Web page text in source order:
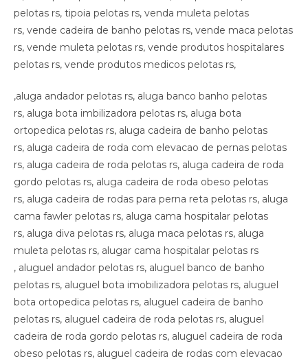
,aluga andador pelotas rs, aluga banco banho pelotas
rs, aluga bota imbilizadora pelotas rs, aluga bota
ortopedica pelotas rs, aluga cadeira de banho pelotas
rs, aluga cadeira de roda com elevacao de pernas pelotas
rs, aluga cadeira de roda pelotas rs, aluga cadeira de roda
gordo pelotas rs, aluga cadeira de roda obeso pelotas
rs, aluga cadeira de rodas para perna reta pelotas rs, aluga
cama fawler pelotas rs, aluga cama hospitalar pelotas
rs, aluga diva pelotas rs, aluga maca pelotas rs, aluga
muleta pelotas rs, alugar cama hospitalar pelotas rs
, aluguel andador pelotas rs, aluguel banco de banho
pelotas rs, aluguel bota imobilizadora pelotas rs, aluguel
bota ortopedica pelotas rs, aluguel cadeira de banho
pelotas rs, aluguel cadeira de roda pelotas rs, aluguel
cadeira de roda gordo pelotas rs, aluguel cadeira de roda
obeso pelotas rs, aluguel cadeira de rodas com elevacao